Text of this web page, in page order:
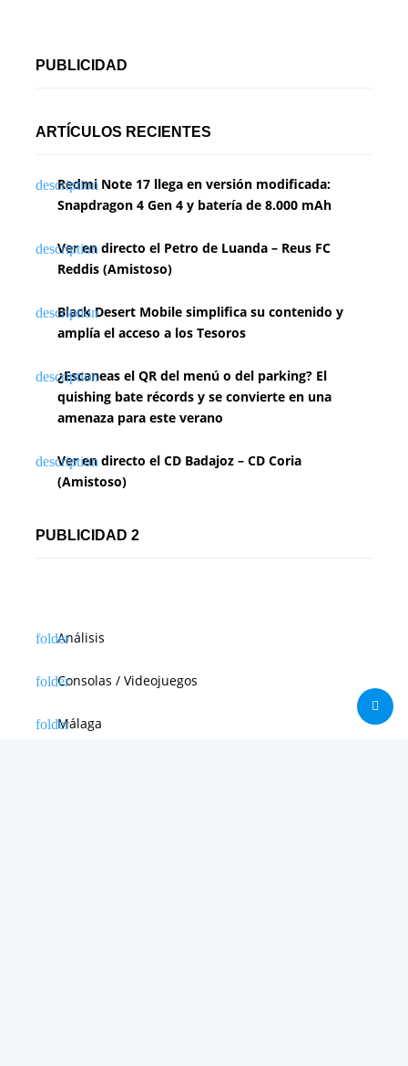
PUBLICIDAD
ARTÍCULOS RECIENTES
Redmi Note 17 llega en versión modificada:
Snapdragon 4 Gen 4 y batería de 8.000 mAh
Ver en directo el Petro de Luanda – Reus FC
Reddis (Amistoso)
Black Desert Mobile simplifica su contenido y
amplía el acceso a los Tesoros
¿Escaneas el QR del menú o del parking? El
quishing bate récords y se convierte en una
amenaza para este verano
Ver en directo el CD Badajoz – CD Coria
(Amistoso)
PUBLICIDAD 2
Análisis
Consolas / Videojuegos
Málaga